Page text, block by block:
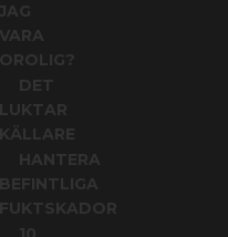
JAG
VARA
OROLIG?
LUKTAR
KÄLLARE
HANTERA
BEFINTLIGA
FUKTSKADOR